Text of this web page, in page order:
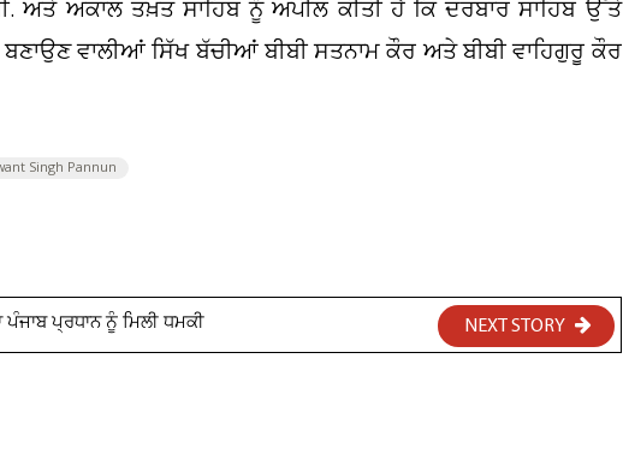
ਅਤੇ ਅਕਾਲ ਤਖ਼ਤ ਸਾਹਿਬ ਨੂੰ ਅਪੀਲ ਕੀਤੀ ਹੈ ਕਿ ਦਰਬਾਰ ਸਾਹਿਬ ਉੱਤੇ
ਬਣਾਉਣ ਵਾਲੀਆਂ ਸਿੱਖ ਬੱਚੀਆਂ ਬੀਬੀ ਸਤਨਾਮ ਕੌਰ ਅਤੇ ਬੀਬੀ ਵਾਹਿਗੁਰੂ ਕੌਰ
Singh Pannun
ਪ੍ਰਧਾਨ ਨੂੰ ਮਿਲੀ ਧਮਕੀ NEXT STORY